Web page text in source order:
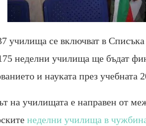
училища се включват в Списъка
неделни училища ще бъдат
и науката през учебната
на училищата е направен от
неделни училища в